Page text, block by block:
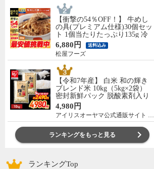
【衝撃の54％OFF！】 牛めし
の具(プレミアム仕様)30個セッ
ト 1個当たりたっぷり135g 冷
凍食品 松屋牛丼 当店のイチオ
シ 非常食
6,880円 送料込み
松屋フーズ
【令和7年産】 白米 和の輝き
ブレンド米 10kg（5kg×2袋）
密封新鮮パック 脱酸素剤入り
米 お米 低温製法米 アイリスオ
ーヤマ [食品]
4,980円
アイリスオーヤマ公式通販サイト アイリスプラザ
ランキングをもっと見る
ランキングTop